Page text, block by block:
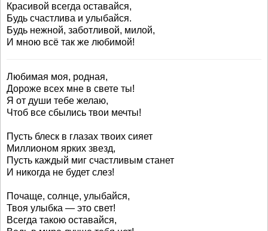
Красивой всегда оставайся,
Будь счастлива и улыбайся.
Будь нежной, заботливой, милой,
И мною всё так же любимой!
Любимая моя, родная,
Дороже всех мне в свете ты!
Я от души тебе желаю,
Чтоб все сбылись твои мечты!
Пусть блеск в глазах твоих сияет
Миллионом ярких звезд,
Пусть каждый миг счастливым станет
И никогда не будет слез!
Почаще, солнце, улыбайся,
Твоя улыбка — это свет!
Всегда такою оставайся,